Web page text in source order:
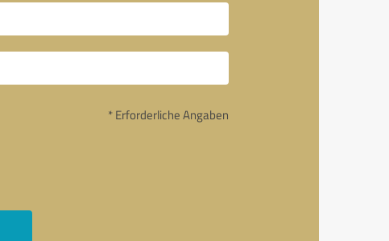
* Erforderliche Angaben